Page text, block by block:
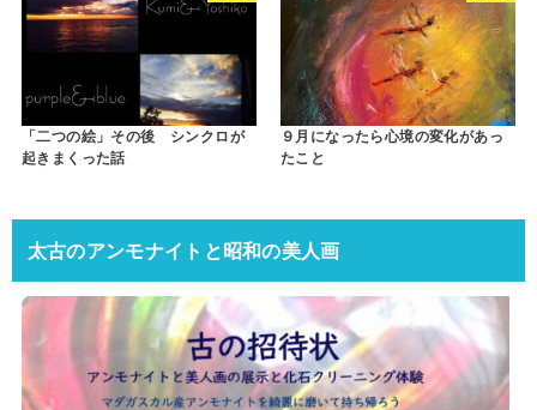
「二つの絵」その後 シンクロが
起きまくった話
９月になったら心境の変化があっ
たこと
太古のアンモナイトと昭和の美人画